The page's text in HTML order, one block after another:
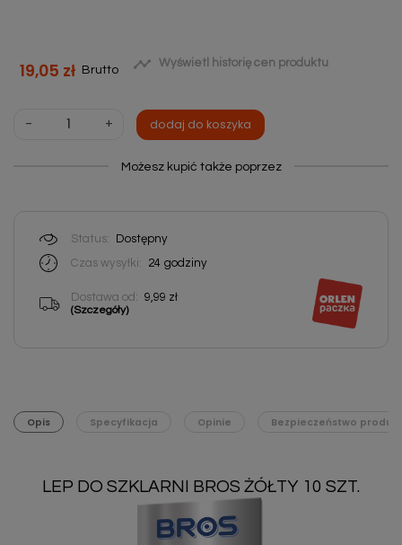
19,05 zł Brutto  Wyświetl historię cen produktu
- + dodaj do koszyka
Możesz kupić także poprzez
Status:
Dostępny
Czas wysyłki:
24 godziny
Dostawa od: 9,99 zł
(Szczegóły)
Opis Specyfikacja Opinie Bezpieczeństwo
LEP DO SZKLARNI BROS ŻÓŁTY 10 SZT.